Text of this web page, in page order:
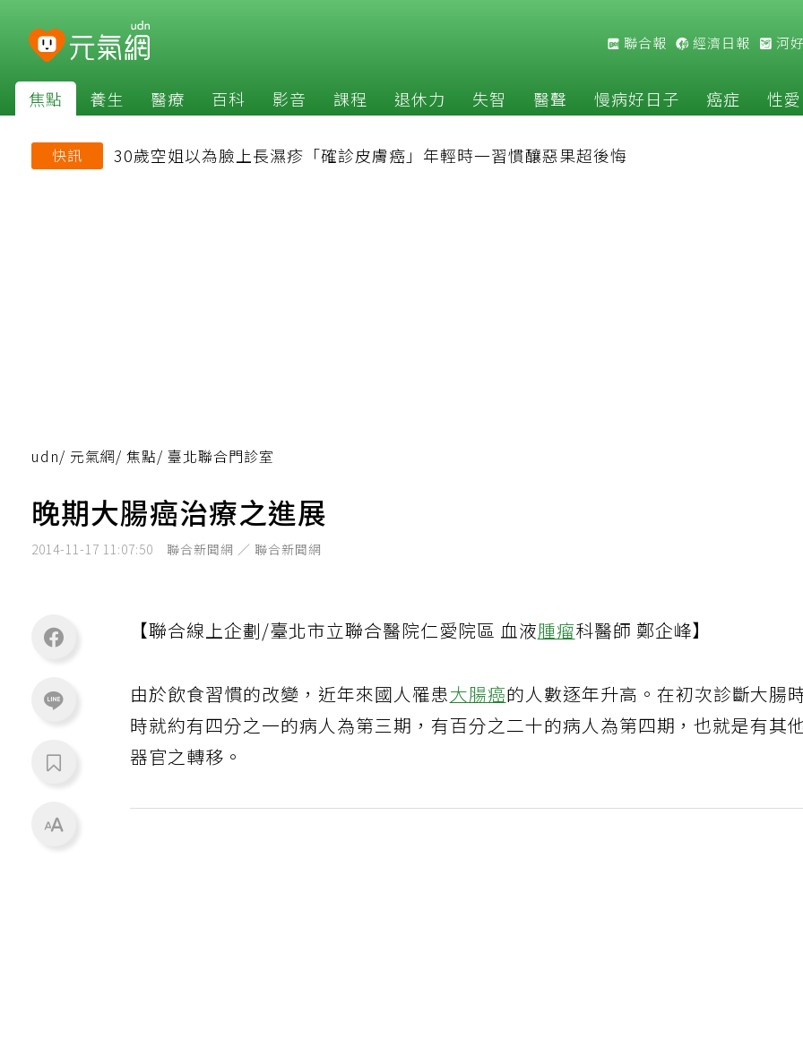
聯合報 經濟日報 河
焦點 養生 醫療 百科 影音 課程 退休力 失智 醫聲 慢病好日子 癌症 性愛
快訊 30歲空姐以為臉上長濕疹「確診皮膚癌」年輕時一習慣釀惡果超後悔
udn/ 元氣網/ 焦點/ 臺北聯合門診室
晚期大腸癌治療之進展
2014-11-17 11:07:50 聯合新聞網 ／ 聯合新聞網
【聯合線上企劃/臺北市立聯合醫院仁愛院區 血液腫瘤科醫師 鄭企峰】
由於飲食習慣的改變，近年來國人罹患大腸癌的人數逐年升高。在初次診斷大腸
時就約有四分之一的病人為第三期，有百分之二十的病人為第四期，也就是有其
器官之轉移。